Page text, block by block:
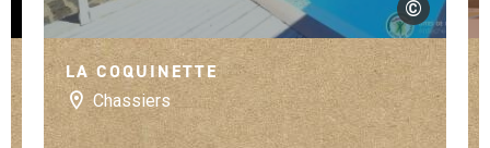
©
Gîtes de
LA COQUINETTE
Chassiers